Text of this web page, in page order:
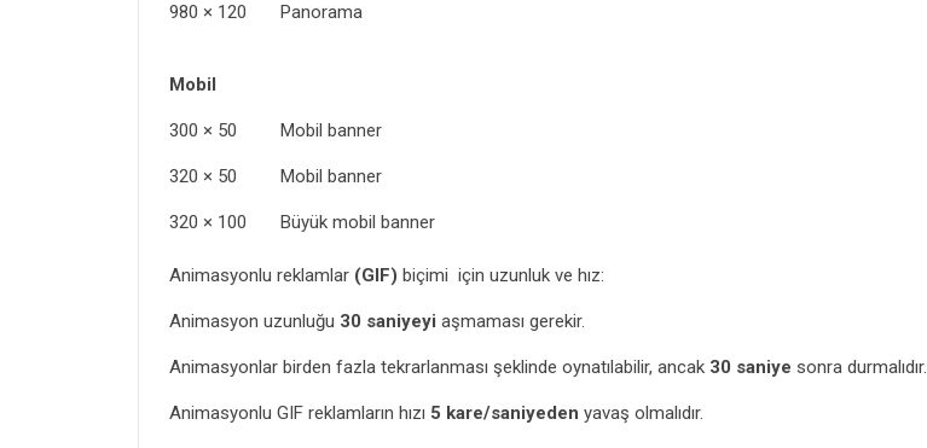
980 × 120 Panorama
Mobil
300 × 50 Mobil banner
320 × 50 Mobil banner
320 × 100 Büyük mobil banner
Animasyonlu reklamlar (GIF) biçimi için uzunluk ve hız:
Animasyon uzunluğu 30 saniyeyi aşmaması gerekir.
Animasyonlar birden fazla tekrarlanması şeklinde oynatılabilir, ancak 30 saniye sonra durmalıdır.
Animasyonlu GIF reklamların hızı 5 kare/saniyeden yavaş olmalıdır.